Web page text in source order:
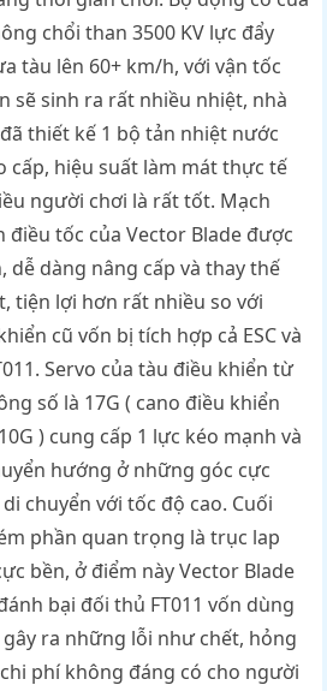
chổi than 3500 KV lực đẩy
tàu lên 60+ km/h, với vận tốc
sẽ sinh ra rất nhiều nhiệt, nhà
thiết kế 1 bộ tản nhiệt nước
cấp, hiệu suất làm mát thực tế
người chơi là rất tốt. Mạch
điều tốc của Vector Blade được
dễ dàng nâng cấp và thay thế
tiện lợi hơn rất nhiều so với
cũ vốn bị tích hợp cả ESC và
Servo của tàu điều khiển từ
số là 17G ( cano điều khiển
) cung cấp 1 lực kéo mạnh và
hướng ở những góc cực
chuyển với tốc độ cao. Cuối
phần quan trọng là trục lap
bền, ở điểm này Vector Blade
bại đối thủ FT011 vốn dùng
ra những lỗi như chết, hỏng
phí không đáng có cho người